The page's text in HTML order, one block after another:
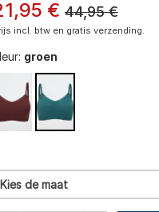
,95 €44,95 €
incl. btw en gratis verzending.
groen
Kies de maat